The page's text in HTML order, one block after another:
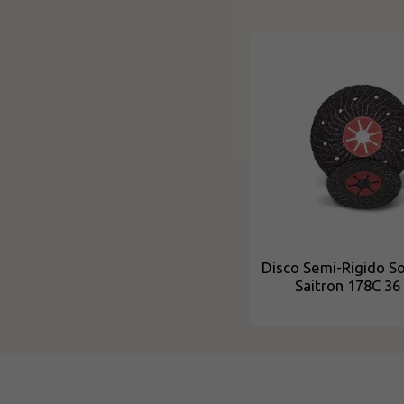
Disco Semi-Rigido
Saitron 178C 36